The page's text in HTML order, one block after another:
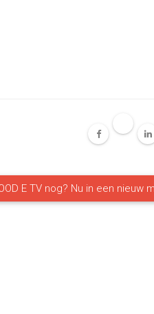
E TV nog? Nu in een nieuw